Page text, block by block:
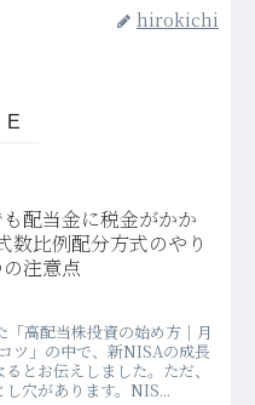
hirokichi
配当金に税金がかか
数比例配分方式のやり
注意点
「高配当株投資の始め方｜月
ツ」の中で、新NISAの成長
とお伝えしました。ただ、
穴があります。NIS...